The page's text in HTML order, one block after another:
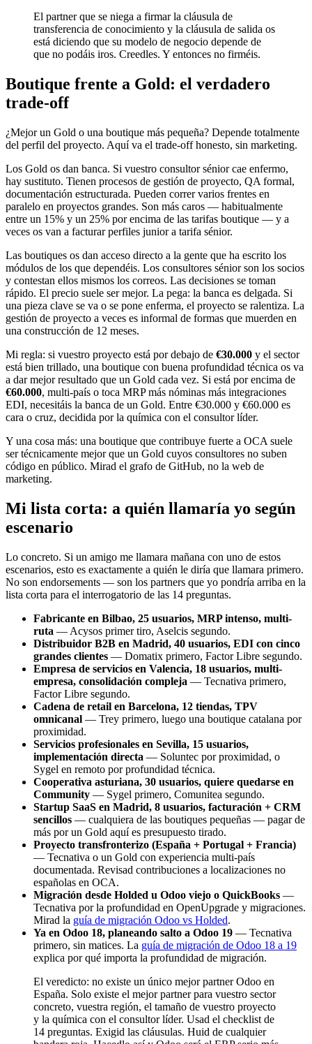
El partner que se niega a firmar la cláusula de
transferencia de conocimiento y la cláusula de salida os
está diciendo que su modelo de negocio depende de
que no podáis iros. Creedles. Y entonces no firméis.
Boutique frente a Gold: el verdadero
trade-off
¿Mejor un Gold o una boutique más pequeña? Depende totalmente
del perfil del proyecto. Aquí va el trade-off honesto, sin marketing.
Los Gold os dan banca. Si vuestro consultor sénior cae enfermo,
hay sustituto. Tienen procesos de gestión de proyecto, QA formal,
documentación estructurada. Pueden correr varios frentes en
paralelo en proyectos grandes. Son más caros — habitualmente
entre un 15% y un 25% por encima de las tarifas boutique — y a
veces os van a facturar perfiles junior a tarifa sénior.
Las boutiques os dan acceso directo a la gente que ha escrito los
módulos de los que dependéis. Los consultores sénior son los socios
y contestan ellos mismos los correos. Las decisiones se toman
rápido. El precio suele ser mejor. La pega: la banca es delgada. Si
una pieza clave se va o se pone enferma, el proyecto se ralentiza. La
gestión de proyecto a veces es informal de formas que muerden en
una construcción de 12 meses.
Mi regla: si vuestro proyecto está por debajo de €30.000 y el sector
está bien trillado, una boutique con buena profundidad técnica os va
a dar mejor resultado que un Gold cada vez. Si está por encima de
€60.000, multi-país o toca MRP más nóminas más integraciones
EDI, necesitáis la banca de un Gold. Entre €30.000 y €60.000 es
cara o cruz, decidida por la química con el consultor líder.
Y una cosa más: una boutique que contribuye fuerte a OCA suele
ser técnicamente mejor que un Gold cuyos consultores no suben
código en público. Mirad el grafo de GitHub, no la web de
marketing.
Mi lista corta: a quién llamaría yo según
escenario
Lo concreto. Si un amigo me llamara mañana con uno de estos
escenarios, esto es exactamente a quién le diría que llamara primero.
No son endorsements — son los partners que yo pondría arriba en la
lista corta para el interrogatorio de las 14 preguntas.
Fabricante en Bilbao, 25 usuarios, MRP intenso, multi-
ruta — Acysos primer tiro, Aselcis segundo.
Distribuidor B2B en Madrid, 40 usuarios, EDI con cinco
grandes clientes — Domatix primero, Factor Libre segundo.
Empresa de servicios en Valencia, 18 usuarios, multi-
empresa, consolidación compleja — Tecnativa primero,
Factor Libre segundo.
Cadena de retail en Barcelona, 12 tiendas, TPV
omnicanal — Trey primero, luego una boutique catalana por
proximidad.
Servicios profesionales en Sevilla, 15 usuarios,
implementación directa — Soluntec por proximidad, o
Sygel en remoto por profundidad técnica.
Cooperativa asturiana, 30 usuarios, quiere quedarse en
Community — Sygel primero, Comunitea segundo.
Startup SaaS en Madrid, 8 usuarios, facturación + CRM
sencillos — cualquiera de las boutiques pequeñas — pagar de
más por un Gold aquí es presupuesto tirado.
Proyecto transfronterizo (España + Portugal + Francia)
— Tecnativa o un Gold con experiencia multi-país
documentada. Revisad contribuciones a localizaciones no
españolas en OCA.
Migración desde Holded u Odoo viejo o QuickBooks —
Tecnativa por la profundidad en OpenUpgrade y migraciones.
Mirad la guía de migración Odoo vs Holded.
Ya en Odoo 18, planeando salto a Odoo 19 — Tecnativa
primero, sin matices. La guía de migración de Odoo 18 a 19
explica por qué importa la profundidad de migración.
El veredicto: no existe un único mejor partner Odoo en
España. Solo existe el mejor partner para vuestro sector
concreto, vuestra región, el tamaño de vuestro proyecto
y la química con el consultor líder. Usad el checklist de
14 preguntas. Exigid las cláusulas. Huid de cualquier